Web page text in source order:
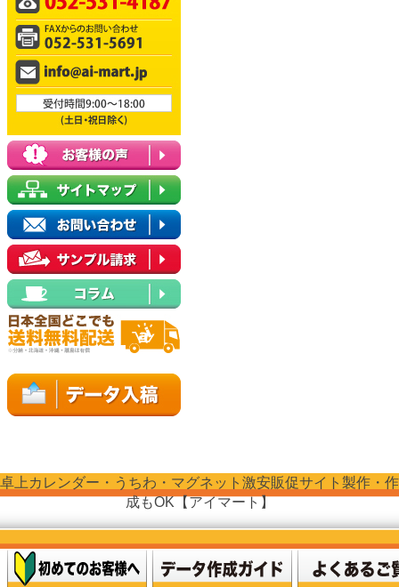
卓上カレンダー・うちわ・マグネット激安販促サイト製作・作
成もOK【アイマート】